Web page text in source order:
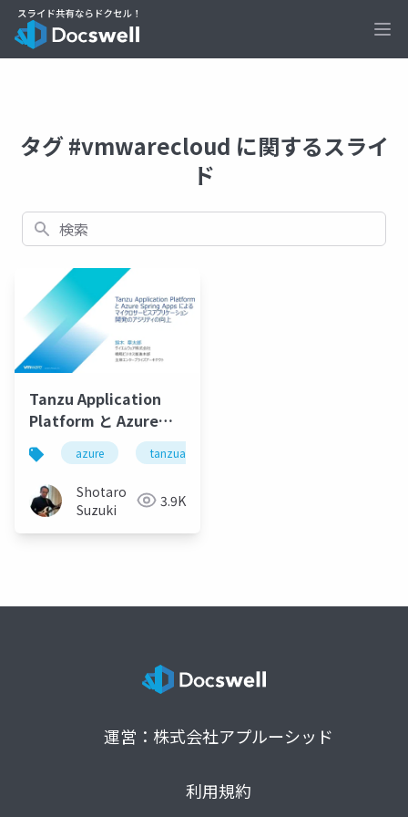
タグ #vmwarecloud に関するスライ
ド
検索
Tanzu Application
Platform と Azure
Spring Apps によるマ
イクロサービスアプリ
ケーション開発のアジ
リティ向上
azure tanzuapplicationplatform
Shotaro
Suzuki
3.9K
運営：株式会社アプルーシッド
利用規約